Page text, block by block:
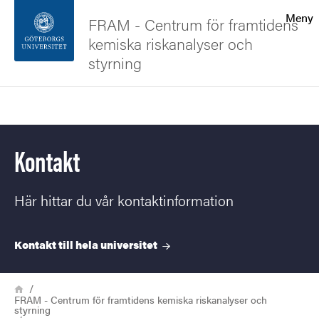
Sidfoten
Meny
FRAM - Centrum för framtidens
kemiska riskanalyser och
styrning
Kontakt
Här hittar du vår kontaktinformation
Kontakt till helauniversitet
Länkstig
Hem
FRAM - Centrum för framtidens kemiska riskanalyser och
styrning